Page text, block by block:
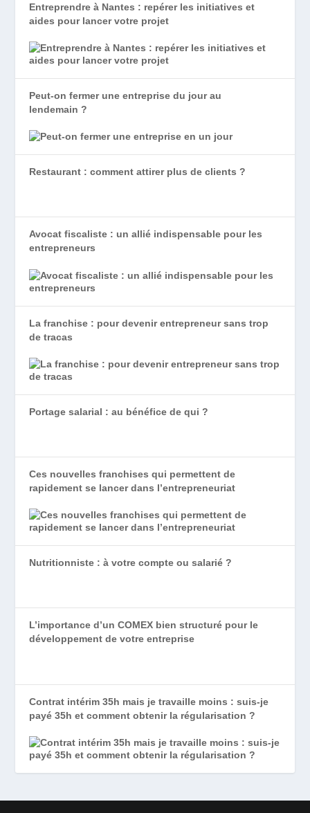
Entreprendre à Nantes : repérer les initiatives et
aides pour lancer votre projet
Peut-on fermer une entreprise du jour au
lendemain ?
Restaurant : comment attirer plus de clients ?
Avocat fiscaliste : un allié indispensable pour les
entrepreneurs
La franchise : pour devenir entrepreneur sans trop
de tracas
Portage salarial : au bénéfice de qui ?
Ces nouvelles franchises qui permettent de
rapidement se lancer dans l’entrepreneuriat
Nutritionniste : à votre compte ou salarié ?
L’importance d’un COMEX bien structuré pour le
développement de votre entreprise
Contrat intérim 35h mais je travaille moins : suis-je
payé 35h et comment obtenir la régularisation ?